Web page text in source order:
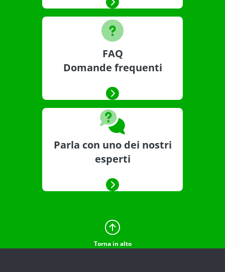
FAQ
Domande frequenti
Parla con uno dei nostri
esperti
Torna in alto